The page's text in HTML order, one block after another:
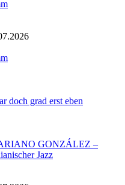
doch grad erst eben
GONZÁLEZ –
Jazz